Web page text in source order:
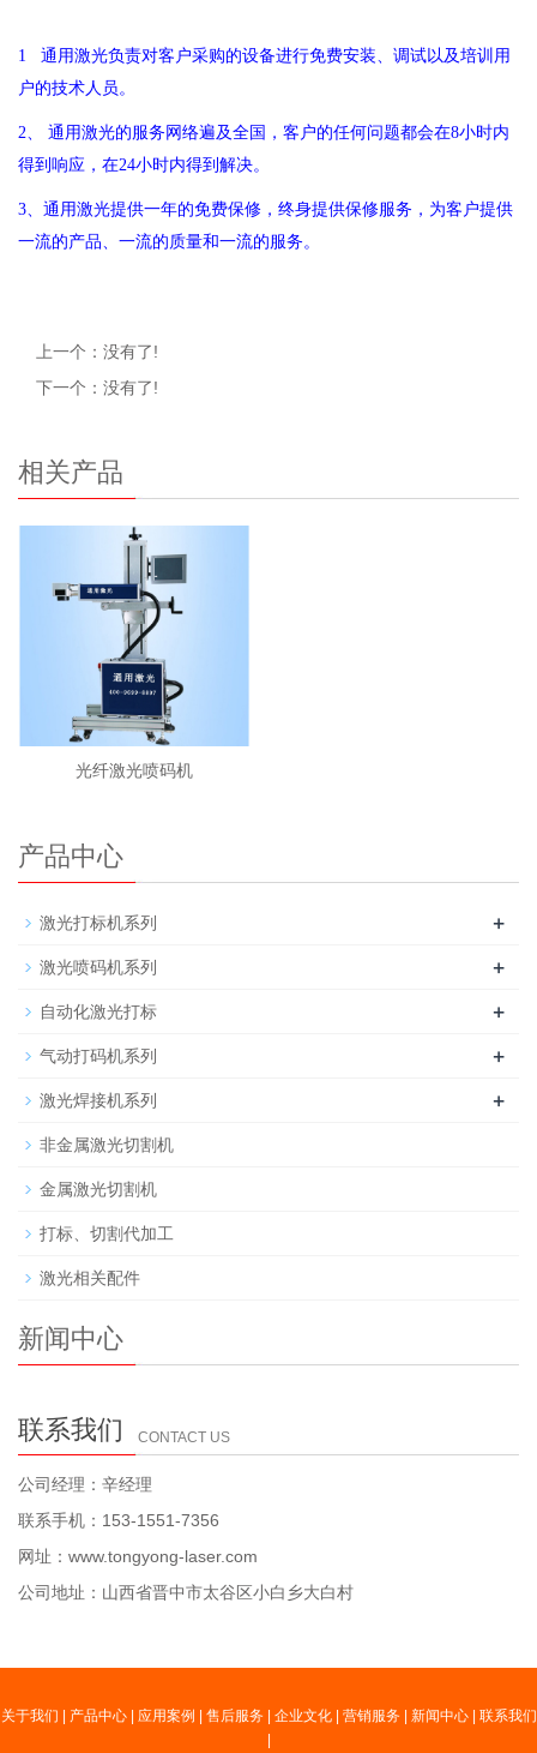
1 通用激光负责对客户采购的设备进行免费安装、调试以及培训用
户的技术人员。
2 通用激光的服务网络遍及全国，客户的任何问题都会在8小时内
得到响应，在24小时内得到解决。
3 通用激光提供一年的免费保修，终身提供保修服务，为客户提供
一流的产品、一流的质量和一流的服务。
上一个：没有了!
下一个：没有了!
相关产品
光纤激光喷码机
产品中心
激光打标机系列 +
激光喷码机系列 +
自动化激光打标 +
气动打码机系列 +
激光焊接机系列 +
非金属激光切割机
金属激光切割机
打标、切割代加工
激光相关配件
新闻中心
联系我们 CONTACT US
公司经理：辛经理
联系手机：153-1551-7356
网址：www.tongyong-laser.com
公司地址：山西省晋中市太谷区小白乡大白村
关于我们 | 产品中心| 应用案例 | 售后服务| 企业文化| 营销服务| 新闻中心| 联系我们
|